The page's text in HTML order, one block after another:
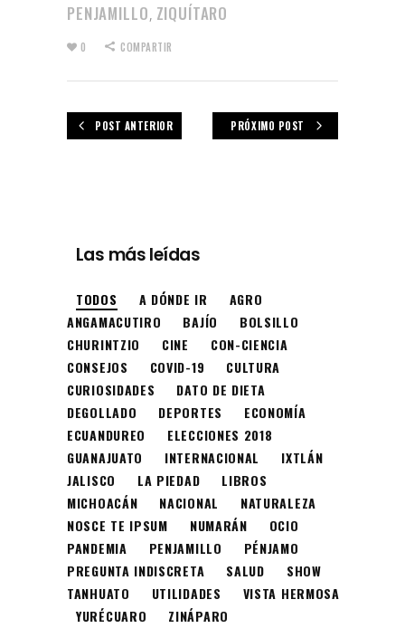
PENJAMILLO, ZIQUÍTARO
0 COMPARTIR
POST ANTERIOR PRÓXIMO POST
Las más leídas
TODOS A DÓNDE IR
AGRO
ANGAMACUTIRO
BAJÍO
BOLSILLO
CHURINTZIO
CINE
CON-CIENCIA
CONSEJOS
COVID-19
CULTURA
CURIOSIDADES
DATO DE DIETA
DEGOLLADO
DEPORTES
ECONOMÍA
ECUANDUREO
ELECCIONES 2018
GUANAJUATO
INTERNACIONAL
IXTLÁN
JALISCO
LA PIEDAD
LIBROS
MICHOACÁN
NACIONAL
NATURALEZA
NOSCE TE IPSUM
NUMARÁN
OCIO
PANDEMIA
PENJAMILLO
PÉNJAMO
PREGUNTA INDISCRETA
SALUD
SHOW
TANHUATO
UTILIDADES
VISTA HERMOSA
YURÉCUARO
ZINÁPARO